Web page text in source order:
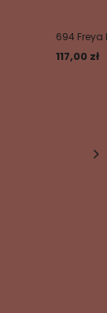
694 Freya
117,00 zł